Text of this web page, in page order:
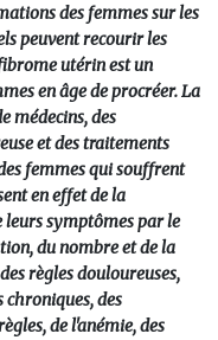
des femmes sur les
peuvent recourir les
utérin est un
en âge de procréer. La
médecins, des
et des traitements
femmes qui souffrent
en effet de la
leurs symptômes par le
du nombre et de la
règles douloureuses,
chroniques, des
de l'anémie, des